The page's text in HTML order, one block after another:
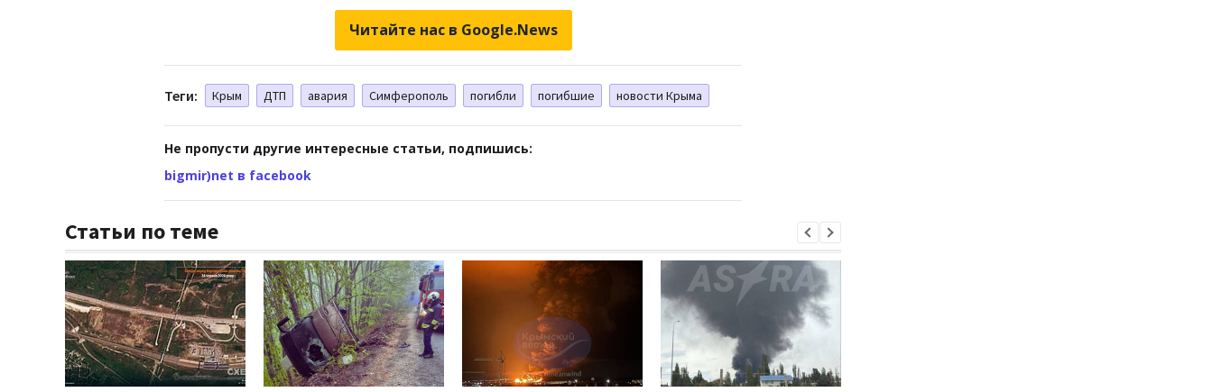
Читайте нас в Google.News
Теги: Крым ДТП авария Симферополь погибли погибшие новости Крыма
Не пропусти другие интересные статьи, подпишись:
bigmir)net в facebook
Статьи по теме